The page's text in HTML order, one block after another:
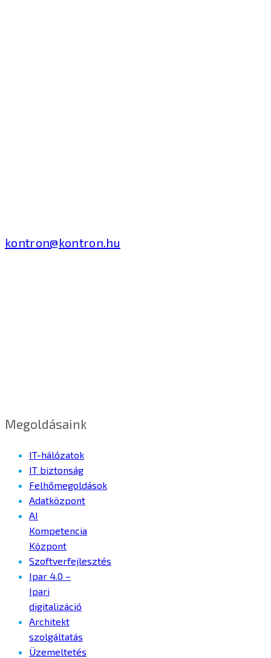
kontron@kontron.hu
Megoldásaink
IT-hálózatok
IT biztonság
Felhőmegoldások
Adatközpont
AI
Kompetencia
Központ
Szoftverfejlesztés
Ipar 4.0 –
Ipari
digitalizáció
Architekt
szolgáltatás
Üzemeltetés